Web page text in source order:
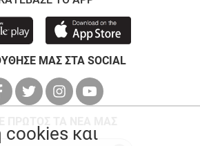
ΜΑΣ ΣΤΑ SOCIAL
cookies και